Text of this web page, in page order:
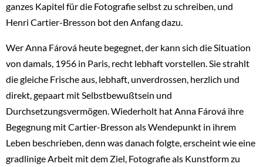
ganzes Kapitel für die Fotografie selbst zu schreiben, und
Henri Cartier-Bresson bot den Anfang dazu.
Wer Anna Fárová heute begegnet, der kann sich die Situation
von damals, 1956 in Paris, recht lebhaft vorstellen. Sie strahlt
die gleiche Frische aus, lebhaft, unverdrossen, herzlich und
direkt, gepaart mit Selbstbewußtsein und
Durchsetzungsvermögen. Wiederholt hat Anna Fárová ihre
Begegnung mit Cartier-Bresson als Wendepunkt in ihrem
Leben beschrieben, denn was danach folgte, erscheint wie eine
gradlinige Arbeit mit dem Ziel, Fotografie als Kunstform zu